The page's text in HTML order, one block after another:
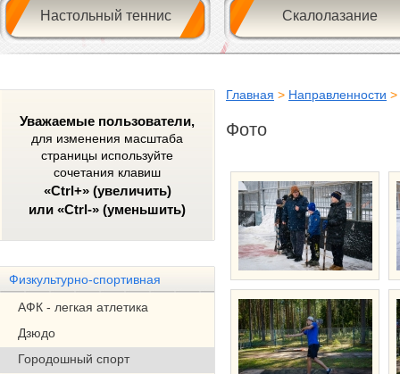
Настольный теннис Скалолазание
Уважаемые пользователи,
для изменения масштаба
страницы используйте
сочетания клавиш
«Ctrl+» (увеличить)
или «Ctrl-» (уменьшить)
Физкультурно-спортивная
АФК - легкая атлетика
Дзюдо
Городошный спорт
Главная > Направленности >
Фото